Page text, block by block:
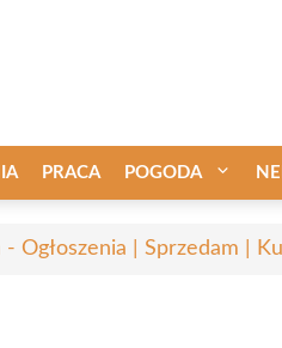
PRACA POGODA
- Ogłoszenia | Sprzedam |